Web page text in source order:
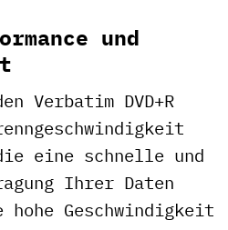
und
Verbatim DVD+R
eine schnelle und
Ihrer Daten
Geschwindigkeit